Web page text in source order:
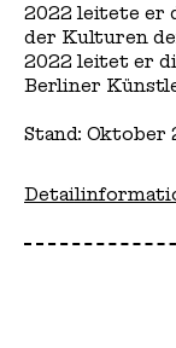
2022 leitete er
der Kulturen
2022 leitet er
Berliner
Stand: Oktober